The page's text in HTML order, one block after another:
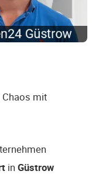
Chaos mit
in Güstrow